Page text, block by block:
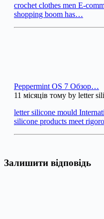
crochet clothes men E-
shopping boom has…
Peppermint OS 7 Обзор…
11 місяців тому by letter
letter silicone mould
silicone products meet
Залишити відповідь